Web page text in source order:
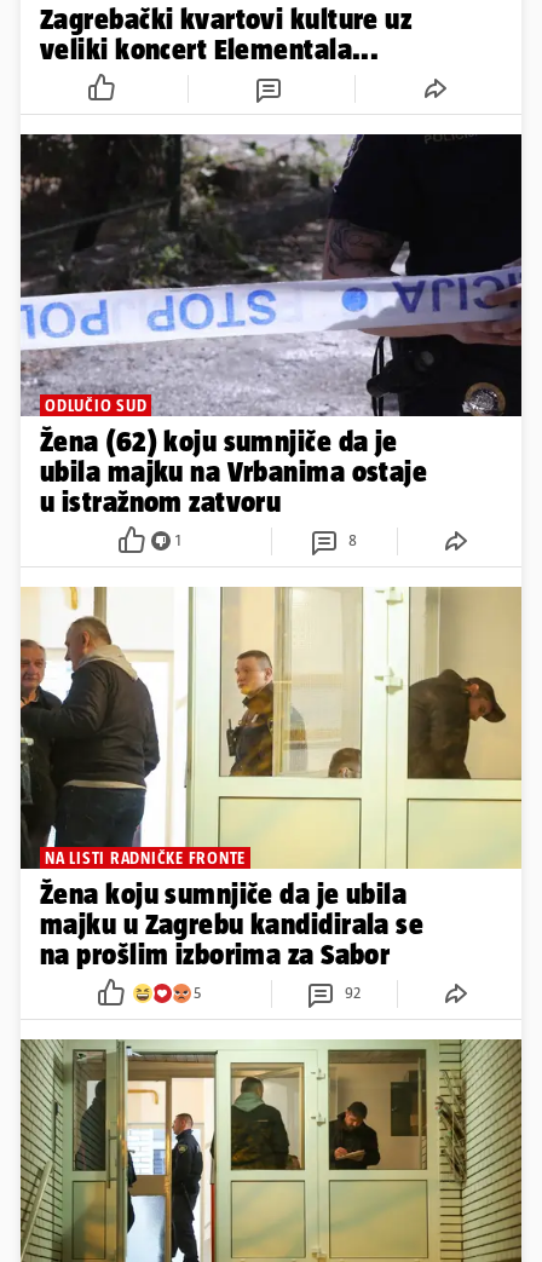
Zagrebački kvartovi kulture uz
veliki koncert Elementala...
ODLUČIO SUD
Žena (62) koju sumnjiče da je
ubila majku na Vrbanima ostaje
u istražnom zatvoru
1 8
NA LISTI RADNIČKE FRONTE
Žena koju sumnjiče da je ubila
majku u Zagrebu kandidirala se
na prošlim izborima za Sabor
5 92